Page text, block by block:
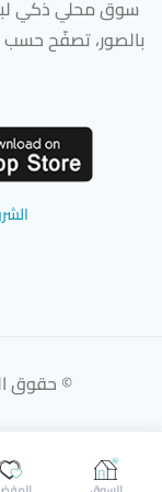
سوق محلي ذكي
بالصور، تصفّح حسب
© حقوق النشر 2026.